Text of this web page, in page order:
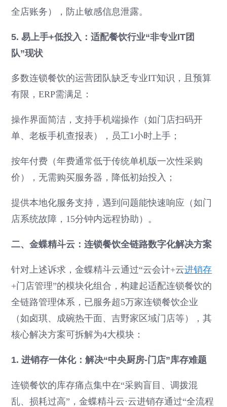
全店账务），防止敏感信息泄露。
5. 易上手+低投入：适配餐饮行业“非专业IT团
队”现状
多数连锁餐饮的运营团队缺乏专业IT知识，且预算
有限，ERP需满足：
操作界面简洁，支持手机端操作（如门店扫码开
单、老板手机查报表），员工1小时上手；
按年付费（年费通常低于传统单机版一次性采购
价），无需购买服务器，降低初始投入；
提供本地化服务支持，遇到问题能快速响应（如门
店系统故障，15分钟内远程协助）。
二、金蝶精斗云：连锁餐饮全链路数字化解决方案
针对上述诉求，金蝶精斗云通过“云会计+云进销存
+门店管理”的模块化组合，构建起适配连锁餐饮的
全链路管理体系，已服务超5万家连锁餐饮企业
（如卤琪、成碗热干面、吉野家区域门店等），其
核心解决方案可拆解为4大模块：
1. 进销存一体化：解决“中央厨房-门店”库存难题
连锁餐饮的库存痛点集中在“采购盲目、调拨混
乱、损耗过高”，金蝶精斗云·云进销存通过“全流程